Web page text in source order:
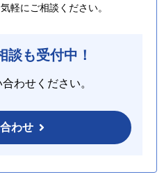
軽にご相談ください。
談も受付中！
わせください。
わせ